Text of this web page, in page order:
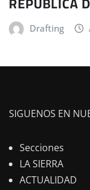
Drafting
SIGUENOS EN
Secciones
LA SIERRA
ACTUALIDAD